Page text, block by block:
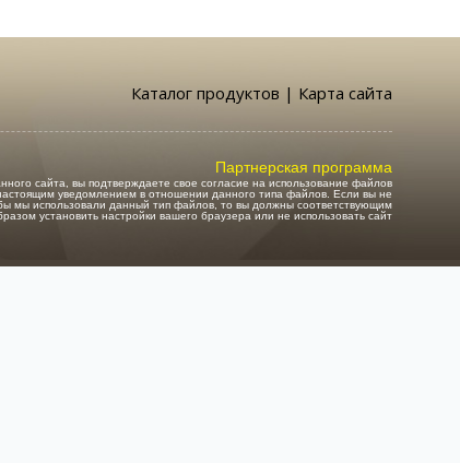
Каталог продуктов | Карта сайта
Партнерская программа
сайта, вы подтверждаете свое согласие на использование файлов
уведомлением в отношении данного типа файлов. Если вы не
мы использовали данный тип файлов, то вы должны соответствующим
установить настройки вашего браузера или не использовать сайт